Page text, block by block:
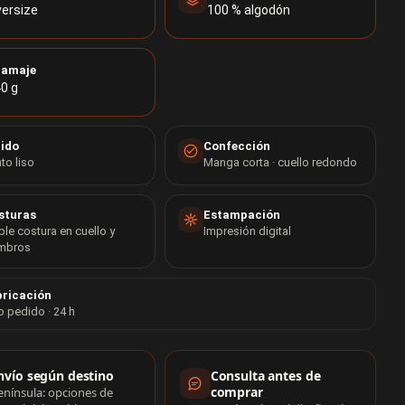
100 % algodón
g
liso
Confección
Manga corta · cuello redondo
costura en cuello y
Estampación
Impresión digital
pedido · 24 h
de compra
según destino
opciones de
Consulta antes de
comprar